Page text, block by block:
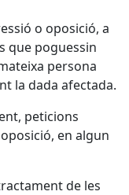
o oposició, a
que poguessin
persona
la dada afectada.
peticions
en algun
de les